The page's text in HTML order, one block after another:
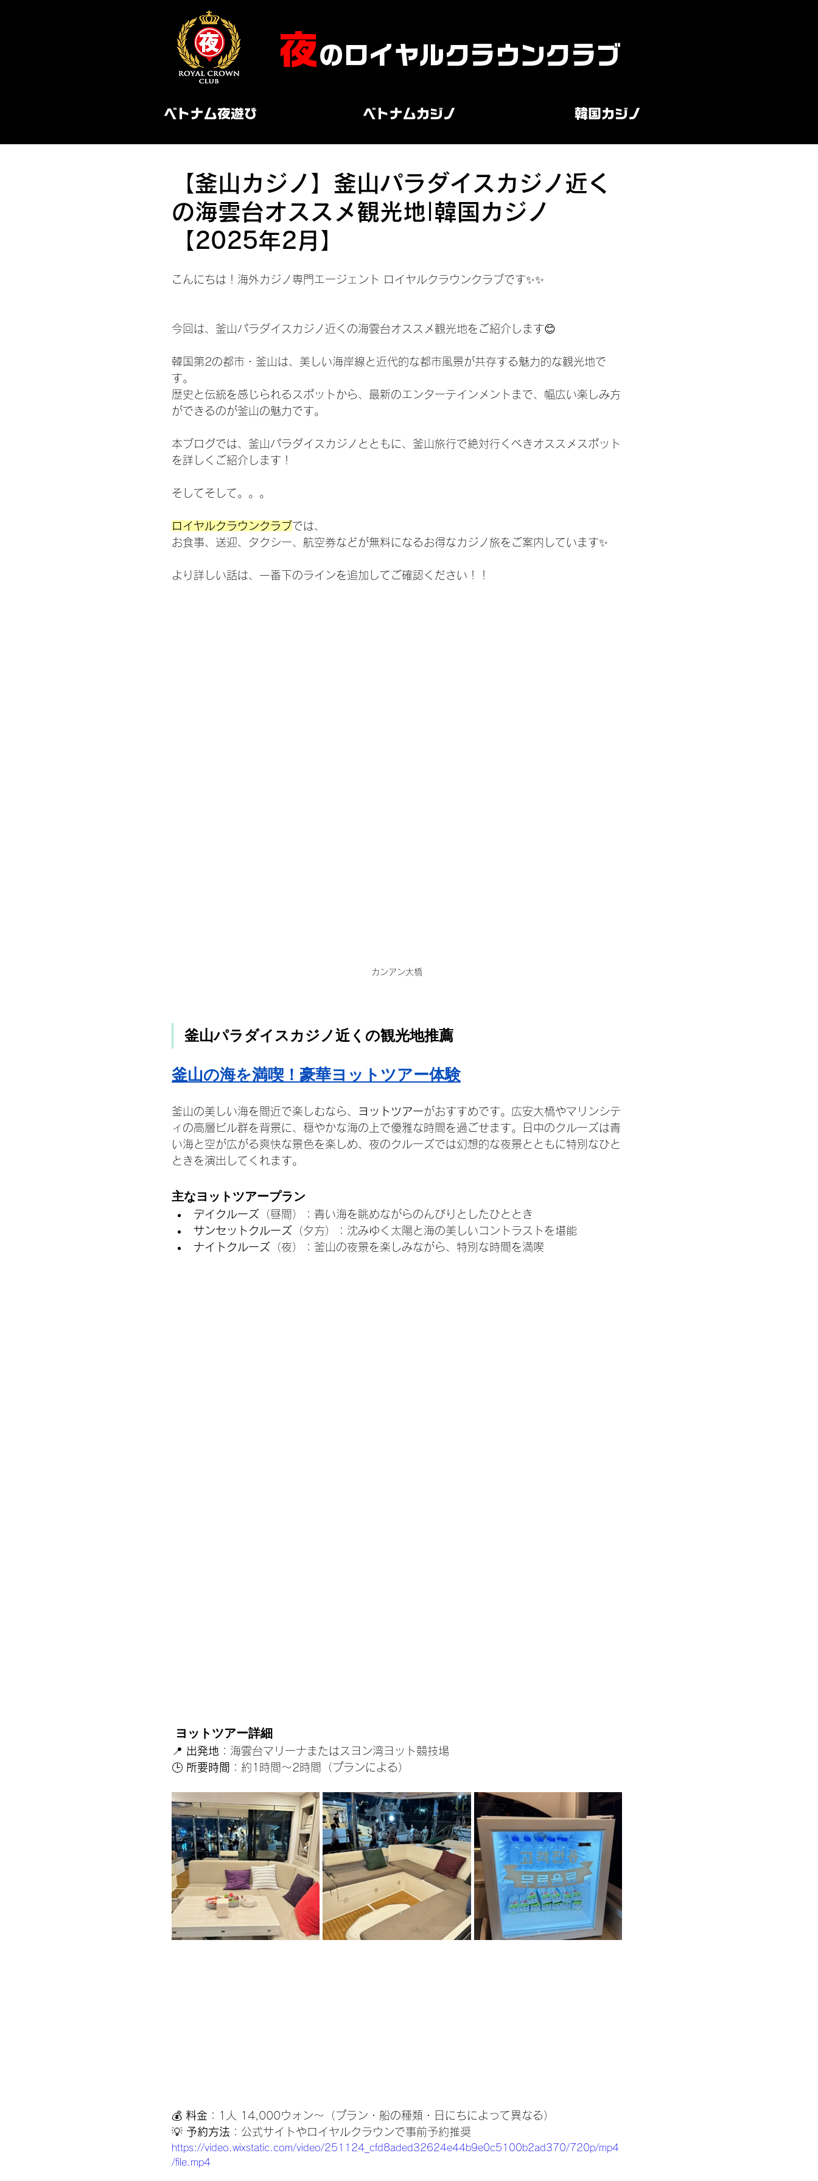
​夜のロイヤルクラウンクラブ
ベトナム夜遊び ベトナムカジノ 韓国カジノ
【釜山カジノ】釜山パラダイスカジノ近く
の海雲台オススメ観光地|韓国カジノ
【2025年2月】
こんにちは！海外カジノ専門エージェント ロイヤルクラウンクラブです✨✨
今回は、釜山パラダイスカジノ近くの海雲台オススメ観光地をご紹介します😊
韓国第2の都市・釜山は、美しい海岸線と近代的な都市風景が共存する魅力的な観光地で
す。
歴史と伝統を感じられるスポットから、最新のエンターテインメントまで、幅広い楽しみ方
ができるのが釜山の魅力です。
本ブログでは、釜山パラダイスカジノとともに、釜山旅行で絶対行くべきオススメスポット
を詳しくご紹介します！
そしてそして。。。
ロイヤルクラウンクラブでは、
お食事、送迎、タクシー、航空券などが無料になるお得なカジノ旅をご案内しています✨
より詳しい話は、一番下のラインを追加してご確認ください！！
カンアン大橋
釜山パラダイスカジノ近くの観光地推薦
釜山の海を満喫！豪華ヨットツアー体験
釜山の美しい海を間近で楽しむなら、 ヨットツアーがおすすめです。広安大橋やマリンシテ
ィの高層ビル群を背景に、穏やかな海の上で優雅な時間を過ごせます。日中のクルーズは青
い海と空が広がる爽快な景色を楽しめ、夜のクルーズでは幻想的な夜景とともに特別なひと
ときを演出してくれます。
主なヨットツアープラン
デイクルーズ （昼間）：青い海を眺めながらのんびりとしたひととき
サンセットクルーズ （夕方）：沈みゆく太陽と海の美しいコントラストを堪能
ナイトクルーズ （夜）：釜山の夜景を楽しみながら、特別な時間を満喫
ヨットツアー詳細
📍 出発地 ：海雲台マリーナまたはスヨン湾ヨット競技場
🕒 所要時間 ：約1時間～2時間（プランによる）
💰 料金 ：1人 14,000ウォン～（プラン・船の種類・日にちによって異なる）
💡 予約方法 ：公式サイトやロイヤルクラウンで事前予約推奨
https://video.wixstatic.com/video/251124_cfd8aded32624e44b9e0c5100b2ad370/720p/mp4
/file.mp4